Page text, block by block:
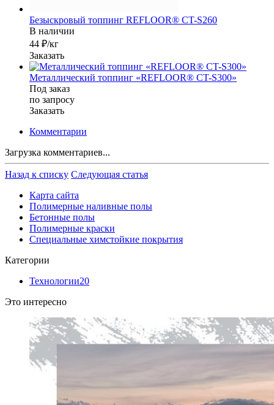
Безыскровый топпинг REFLOOR® CT-S260
В наличии
44 ₽/кг
Заказать
Металлический топпинг «REFLOOR® CT-S300»
Под заказ
по запросу
Заказать
Комментарии
Загрузка комментариев...
Назад к списку Следующая статья
Карта сайта
Полимерные наливные полы
Бетонные полы
Полимерные краски
Специальные химстойкие покрытия
Категории
Технологии20
Это интересно